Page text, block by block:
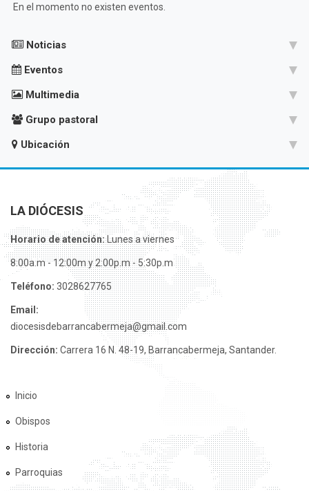
En el momento no existen eventos.
Noticias
Eventos
Multimedia
Grupo pastoral
Ubicación
LA DIÓCESIS
Horario de atención:Lunes a viernes
8:00a.m - 12:00m y 2:00p.m - 5:30p.m
Teléfono: 3028627765
Email:
diocesisdebarrancabermeja@gmail.com
Dirección: Carrera 16 N. 48-19, Barrancabermeja, Santander.
Inicio
Obispos
Historia
Parroquias